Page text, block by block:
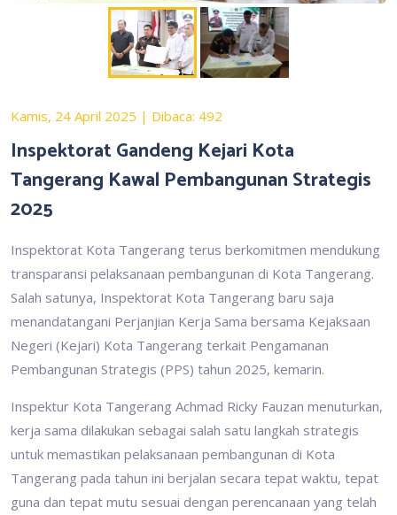
Kamis, 24 April 2025 | Dibaca: 492
Inspektorat Gandeng Kejari Kota
Tangerang Kawal Pembangunan Strategis
2025
Inspektorat Kota Tangerang terus berkomitmen mendukung
transparansi pelaksanaan pembangunan di Kota Tangerang.
Salah satunya, Inspektorat Kota Tangerang baru saja
menandatangani Perjanjian Kerja Sama bersama Kejaksaan
Negeri (Kejari) Kota Tangerang terkait Pengamanan
Pembangunan Strategis (PPS) tahun 2025, kemarin.
Inspektur Kota Tangerang Achmad Ricky Fauzan menuturkan,
kerja sama dilakukan sebagai salah satu langkah strategis
untuk memastikan pelaksanaan pembangunan di Kota
Tangerang pada tahun ini berjalan secara tepat waktu, tepat
guna dan tepat mutu sesuai dengan perencanaan yang telah